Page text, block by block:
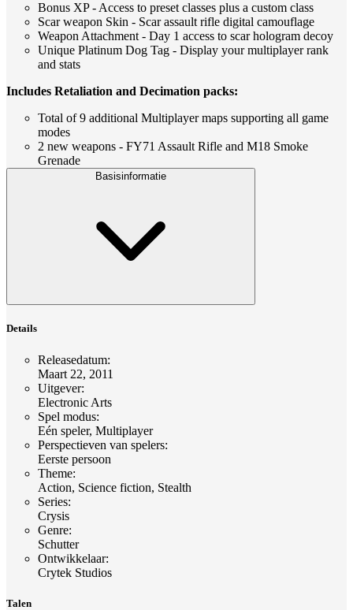
Bonus XP - Access to preset classes plus a custom class
Scar weapon Skin - Scar assault rifle digital camouflage
Weapon Attachment - Day 1 access to scar hologram decoy
Unique Platinum Dog Tag - Display your multiplayer rank
and stats
Includes Retaliation and Decimation packs:
Total of 9 additional Multiplayer maps supporting all game
modes
2 new weapons - FY71 Assault Rifle and M18 Smoke
Grenade
Basisinformatie
Details
Releasedatum:
Maart 22, 2011
Uitgever:
Electronic Arts
Spel modus:
Eén speler, Multiplayer
Perspectieven van spelers:
Eerste persoon
Theme:
Action, Science fiction, Stealth
Series:
Crysis
Genre:
Schutter
Ontwikkelaar:
Crytek Studios
Talen